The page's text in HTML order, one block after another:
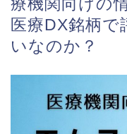
医療DX銘柄で
いなのか？